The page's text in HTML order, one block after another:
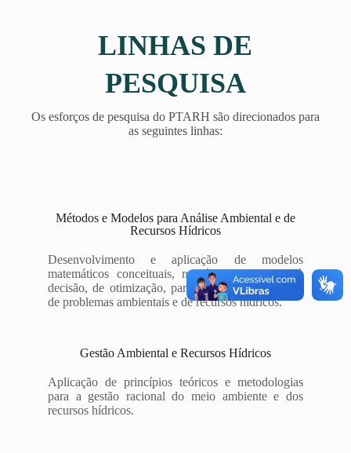
LINHAS DE
PESQUISA
Os esforços de pesquisa do PTARH são direcionados para
as seguintes linhas:
Métodos e Modelos para Análise Ambiental e de
Recursos Hídricos
Desenvolvimento e aplicação de modelos
matemáticos conceituais, numéricos, de apoio à
decisão, de otimização, para o estudo e resolução
de problemas ambientais e de recursos hídricos.
Gestão Ambiental e Recursos Hídricos
Aplicação de princípios teóricos e metodologias
para a gestão racional do meio ambiente e dos
recursos hídricos.